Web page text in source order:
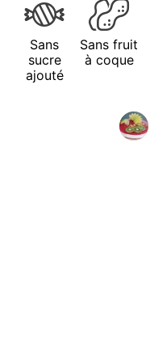
Sans
sucre
ajouté
Sans fruit
à coque